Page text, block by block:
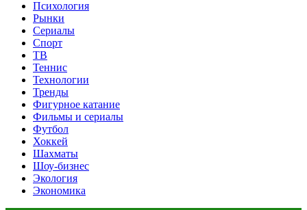
Психология
Рынки
Сериалы
Спорт
ТВ
Теннис
Технологии
Тренды
Фигурное катание
Фильмы и сериалы
Футбол
Хоккей
Шахматы
Шоу-бизнес
Экология
Экономика